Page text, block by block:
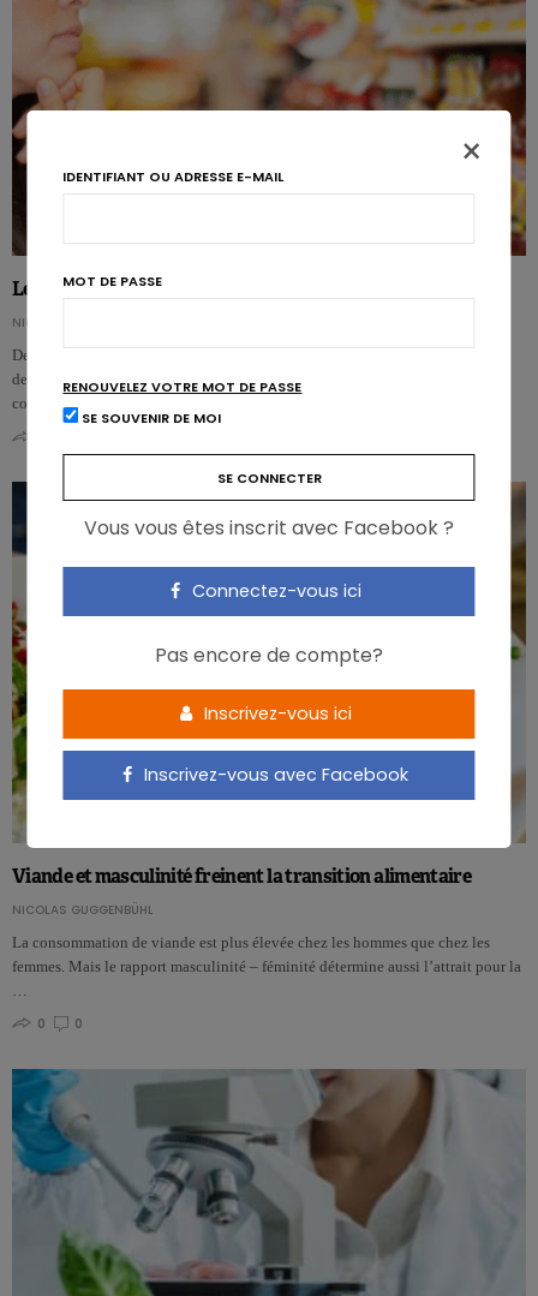
Les conservateurs associés au cancer et au diabète de type 2
NICOLAS GUGGENBÜHL
Deux études portant sur la cohorte NutriNet-Santé rapportent un risque accru
de cancers et de diabète de type 2 pour plusieurs conservateurs alimentaires
co…
Viande et masculinité freinent la transition alimentaire
NICOLAS GUGGENBÜHL
La consommation de viande est plus élevée chez les hommes que chez les
femmes. Mais le rapport masculinité – féminité détermine aussi l’attrait pour la
0
0
×
IDENTIFIANT OU ADRESSE E-MAIL
MOT DE PASSE
RENOUVELEZ VOTRE MOT DE PASSE
SE SOUVENIR DE MOI
Vous vous êtes inscrit avec Facebook ?
Connectez-vous ici
Pas encore de compte?
Inscrivez-vous ici
Inscrivez-vous avec Facebook